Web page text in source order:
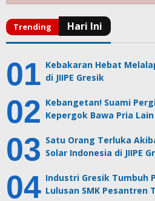
Kebakaran Hebat
di JIIPE Gresik
Kebangetan! Suami
Kepergok Bawa Pria
Satu Orang Terluka
Solar Indonesia di JIIPE
Industri Gresik Tumbuh
Lulusan SMK Pesantren